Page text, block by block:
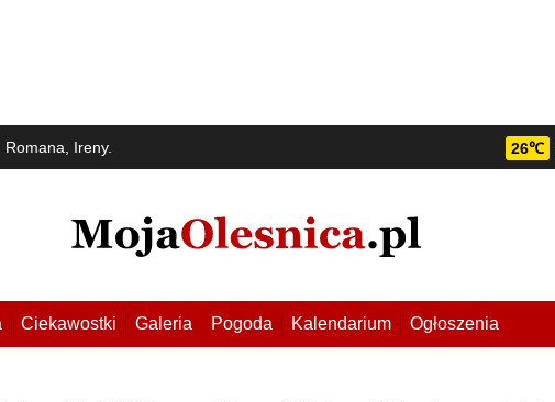
Romana, Ireny. 26℃
Ciekawostki Galeria Pogoda Kalendarium Ogłoszenia